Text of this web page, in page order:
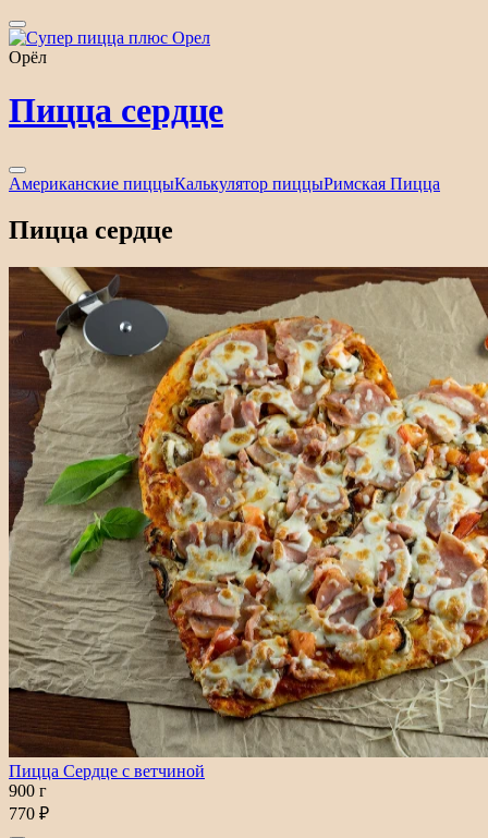
Орёл
Пицца сердце
Американские пиццыКалькулятор пиццыРимская Пицца
Пицца сердце
Пицца Сердце с ветчиной
900 г
770 ₽